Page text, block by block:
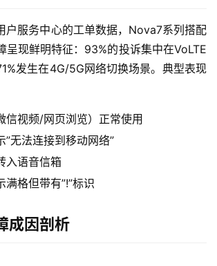
户服务中心的工单数据，Nova7系列搭配
呈现鲜明特征：93%的投诉集中在VoLTE
发生在4G/5G网络切换场景。典型表现
信视频/网页浏览）正常使用
”无法连接到移动网络”
入语音信箱
满格但带有”!”标识
成因剖析